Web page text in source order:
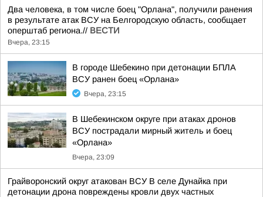
Два человека, в том числе боец "Орлана", получили ранения
в результате атак ВСУ на Белгородскую область, сообщает
оперштаб региона.// ВЕСТИ
Вчера, 23:15
В городе Шебекино при детонации БПЛА
ВСУ ранен боец «Орлана»
Вчера, 23:15
В Шебекинском округе при атаках дронов
ВСУ пострадали мирный житель и боец
«Орлана»
Вчера, 23:09
Грайворонский округ атакован ВСУ В селе Дунайка при
детонации дрона повреждены кровли двух частных